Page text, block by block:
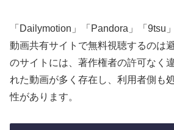
「Dailymotion」「Pandora」「9tsu
動画共有サイトで無料視聴するのは
のサイトには、著作権者の許可なく
れた動画が多く存在し、利用者側も
性があります。